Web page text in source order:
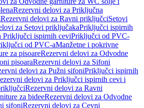
Rezervni delovi za Priključna
Rezervni delovi za Ravni priključciSetovi
za Setovi priključakaPriključci ispirnih
Priključci ispirnih ceviPriključci od PVC-
od PVC-aManžetne i pokrivne
za pisoareRezervni delovi za Odvodne
pisoaraRezervni delovi za Sifoni
delovi za Pužni sifoniPriključci ispirnih
delovi za Priključci ispirnih cevi i
Rezervni delovi za Ravni
za bideeRezervni delovi za Odvodne
sifoniRezervni delovi za Cevni